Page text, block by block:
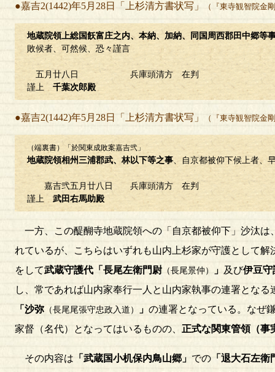
●嘉吉2(1442)年5月28日「上杉清方書状写」 （『東寺観智院金
地蔵院領上総国飫富庄之内、本納、加納、同国周西郡田中郷等
敗候者、可然候、恐々謹言
五月廿八日 兵庫頭清方 在判
謹上 千葉次郎殿
●嘉吉2(1442)年5月28日「上杉清方書状写」 （『東寺観智院金
（端裏書）「於関東成敗案嘉吉弐」
地蔵院領相州三浦郡武、林以下等之事、自京都被仰下候上者、
嘉吉弐五月廿八日 兵庫頭清方 在判
謹上 武田右馬助殿
一方、この醍醐寺地蔵院領への「自京都被仰下」沙汰
れているが、こちらはいずれも山内上杉家が守護として
をして武蔵守護代「長尾左衛門尉 （長尾景仲） 」 及び伊豆守
し、常であれば山内家奉行一人と山内家執事の連署とな
「沙弥 （長尾尾張守忠政入道） 」 の連署となっている。なぜ
家督（名代）となってはいるものの、 正式な関東管領（事
その内容は 「武蔵国小机保内鳥山郷」 での 「退大石左